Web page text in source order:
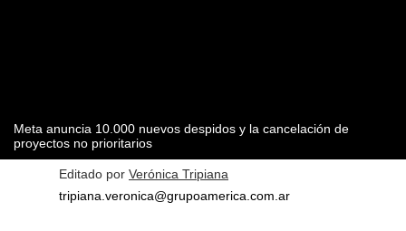
Meta anuncia 10.000 nuevos despidos y la cancelación de
proyectos no prioritarios
Editado por Verónica Tripiana
tripiana.veronica@grupoamerica.com.ar